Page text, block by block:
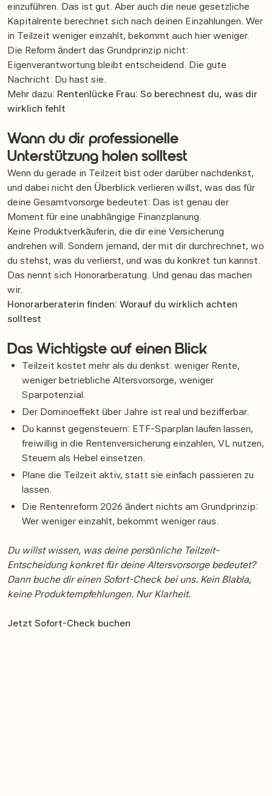
einzuführen. Das ist gut. Aber auch die neue gesetzliche
Kapitalrente berechnet sich nach deinen Einzahlungen. Wer
in Teilzeit weniger einzahlt, bekommt auch hier weniger.
Die Reform ändert das Grundprinzip nicht:
Eigenverantwortung bleibt entscheidend. Die gute
Nachricht: Du hast sie.
Mehr dazu: Rentenlücke Frau: So berechnest du, was dir
wirklich fehlt
Wann du dir professionelle
Unterstützung holen solltest
Wenn du gerade in Teilzeit bist oder darüber nachdenkst,
und dabei nicht den Überblick verlieren willst, was das für
deine Gesamtvorsorge bedeutet: Das ist genau der
Moment für eine unabhängige Finanzplanung.
Keine Produktverkäuferin, die dir eine Versicherung
andrehen will. Sondern jemand, der mit dir durchrechnet, wo
du stehst, was du verlierst, und was du konkret tun kannst.
Das nennt sich Honorarberatung. Und genau das machen
wir.
Honorarberaterin finden: Worauf du wirklich achten
solltest
Das Wichtigste auf einen Blick
Teilzeit kostet mehr als du denkst: weniger Rente,
weniger betriebliche Altersvorsorge, weniger
Sparpotenzial.
Der Dominoeffekt über Jahre ist real und bezifferbar.
Du kannst gegensteuern: ETF-Sparplan laufen lassen,
freiwillig in die Rentenversicherung einzahlen, VL nutzen,
Steuern als Hebel einsetzen.
Plane die Teilzeit aktiv, statt sie einfach passieren zu
lassen.
Die Rentenreform 2026 ändert nichts am Grundprinzip:
Wer weniger einzahlt, bekommt weniger raus.
Du willst wissen, was deine persönliche Teilzeit-
Entscheidung konkret für deine Altersvorsorge bedeutet?
Dann buche dir einen Sofort-Check bei uns. Kein Blabla,
keine Produktempfehlungen. Nur Klarheit.
Jetzt Sofort-Check buchen